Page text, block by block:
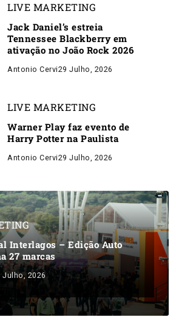
LIVE MARKETING
Jack Daniel’s estreia
Tennessee Blackberry em
ativação no João Rock 2026
Antonio Cervi29 Julho, 2026
LIVE MARKETING
Warner Play faz evento de
Harry Potter na Paulista
Antonio Cervi29 Julho, 2026
Interlagos – Edição Auto
27 marcas
Julho, 2026